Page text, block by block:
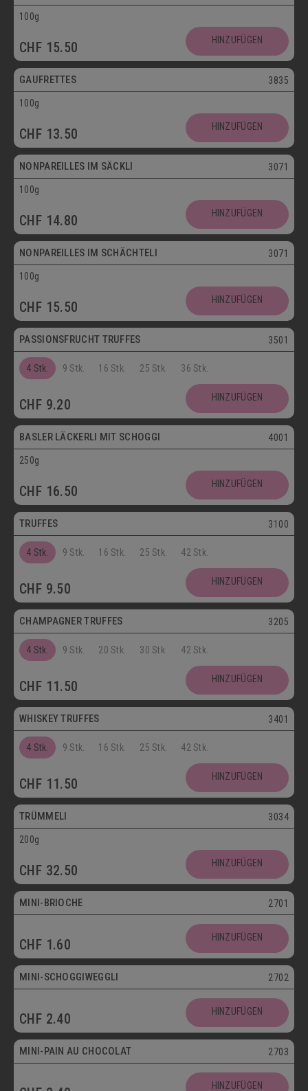
100g
CHF 15.50 HINZUFÜGEN
Postversand
GAUFRETTES 3835
100g
CHF 13.50 HINZUFÜGEN
Postversand
NONPAREILLES IM SÄCKLI 3071
100g
CHF 14.80 HINZUFÜGEN
Postversand
NONPAREILLES IM SCHÄCHTELI 3071
100g
CHF 15.50 HINZUFÜGEN
Postversand
PASSIONSFRUCHT TRUFFES 3501
4 Stk. 9 Stk. 16 Stk. 25 Stk. 36 Stk.
CHF 9.20 HINZUFÜGEN
Vegetarisch
BASLER LÄCKERLI MIT SCHOGGI 4001
250g
CHF 16.50 HINZUFÜGEN
Vegetarisch
TRUFFES 3100
4 Stk. 9 Stk. 16 Stk. 25 Stk. 42 Stk.
CHF 9.50 HINZUFÜGEN
Postversand
CHAMPAGNER TRUFFES 3205
4 Stk. 9 Stk. 20 Stk. 30 Stk. 42 Stk.
CHF 11.50 HINZUFÜGEN
Vegetarisch
WHISKEY TRUFFES 3401
4 Stk. 9 Stk. 16 Stk. 25 Stk. 42 Stk.
CHF 11.50 HINZUFÜGEN
Vegetarisch
TRÜMMELI 3034
200g
CHF 32.50 HINZUFÜGEN
Vegetarisch
MINI-BRIOCHE 2701
CHF 1.60 HINZUFÜGEN
Vegetarisch
MINI-SCHOGGIWEGGLI 2702
CHF 2.40 HINZUFÜGEN
Vegetarisch
MINI-PAIN AU CHOCOLAT 2703
HINZUFÜGEN